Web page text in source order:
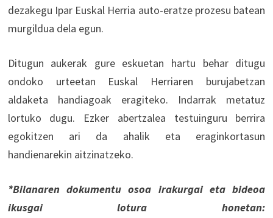
dezakegu Ipar Euskal Herria auto-eratze prozesu batean
murgildua dela egun.
Ditugun aukerak gure eskuetan hartu behar ditugu
ondoko urteetan Euskal Herriaren burujabetzan
aldaketa handiagoak eragiteko. Indarrak metatuz
lortuko dugu. Ezker abertzalea testuinguru berrira
egokitzen ari da ahalik eta eraginkortasun
handienarekin aitzinatzeko.
*Bilanaren dokumentu osoa irakurgai eta bideoa
ikusgai lotura honetan: